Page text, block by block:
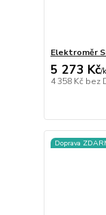
Elektroměr
5 273 Kč/
4 358 Kč bez
Doprava